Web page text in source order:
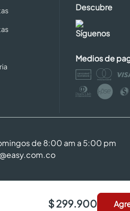
$ 299.900
Descubre
Síguenos
Medios de
de 8:00 am a 5:00 pm